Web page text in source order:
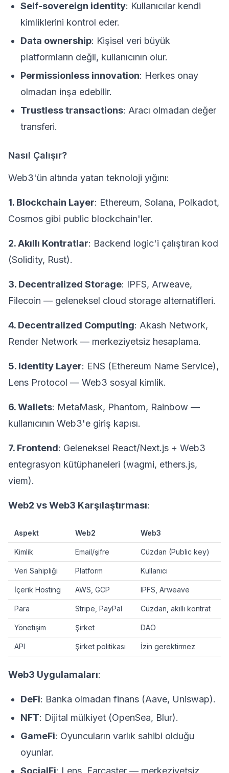
Self-sovereign identity: Kullanıcılar kendi
kimliklerini kontrol eder.
Data ownership: Kişisel veri büyük
platformların değil, kullanıcının olur.
Permissionless innovation: Herkes onay
olmadan inşa edebilir.
Trustless transactions: Aracı olmadan değer
transferi.
Nasıl Çalışır?
Web3'ün altında yatan teknoloji yığını:
1. Blockchain Layer: Ethereum, Solana, Polkadot,
Cosmos gibi public blockchain'ler.
2. Akıllı Kontratlar: Backend logic'i çalıştıran kod
(Solidity, Rust).
3. Decentralized Storage: IPFS, Arweave,
Filecoin — geleneksel cloud storage alternatifleri.
4. Decentralized Computing: Akash Network,
Render Network — merkeziyetsiz hesaplama.
5. Identity Layer: ENS (Ethereum Name Service),
Lens Protocol — Web3 sosyal kimlik.
6. Wallets: MetaMask, Phantom, Rainbow —
kullanıcının Web3'e giriş kapısı.
7. Frontend: Geleneksel React/Next.js + Web3
entegrasyon kütüphaneleri (wagmi, ethers.js,
viem).
Web2 vs Web3 Karşılaştırması:
Aspekt Web2 Web3
Kimlik Email/şifre Cüzdan (Public key)
Veri Sahipliği Platform Kullanıcı
İçerik Hosting AWS, GCP IPFS, Arweave
Para Stripe, PayPal Cüzdan, akıllı kontrat
Yönetişim Şirket DAO
API Şirket politikası İzin gerektirmez
Web3 Uygulamaları:
DeFi: Banka olmadan finans (Aave, Uniswap).
NFT: Dijital mülkiyet (OpenSea, Blur).
GameFi: Oyuncuların varlık sahibi olduğu
oyunlar.
SocialFi: Lens, Farcaster — merkeziyetsiz